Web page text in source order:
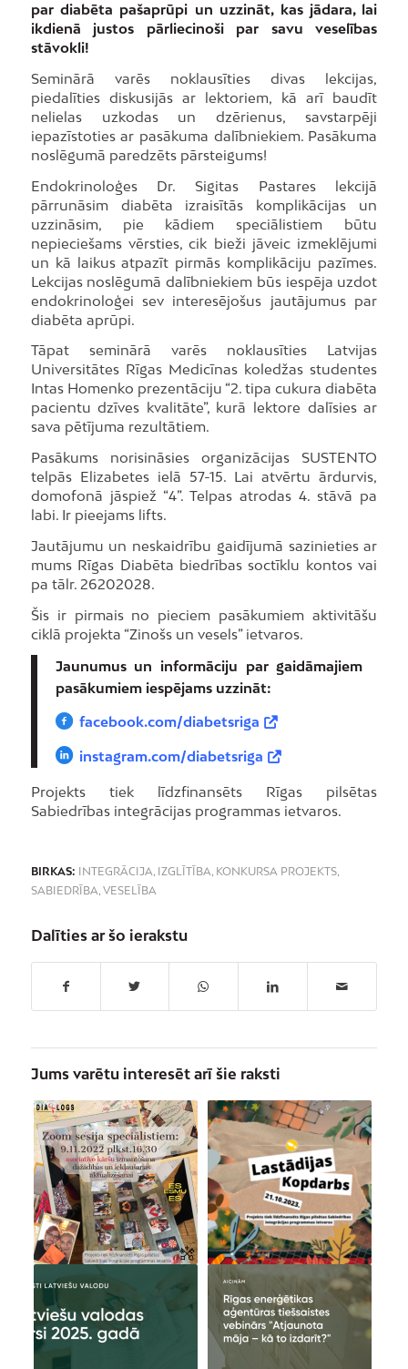
par diabēta pašaprūpi un uzzināt, kas jādara, lai
ikdienā justos pārliecinoši par savu veselības
stāvokli!
Seminārā varēs noklausīties divas lekcijas,
piedalīties diskusijās ar lektoriem, kā arī baudīt
nelielas uzkodas un dzērienus, savstarpēji
iepazīstoties ar pasākuma dalībniekiem. Pasākuma
noslēgumā paredzēts pārsteigums!
Endokrinoloģes Dr. Sigitas Pastares lekcijā
pārrunāsim diabēta izraisītās komplikācijas un
uzzināsim, pie kādiem speciālistiem būtu
nepieciešams vērsties, cik bieži jāveic izmeklējumi
un kā laikus atpazīt pirmās komplikāciju pazīmes.
Lekcijas noslēgumā dalībniekiem būs iespēja uzdot
endokrinoloģei sev interesējošus jautājumus par
diabēta aprūpi.
Tāpat seminārā varēs noklausīties Latvijas
Universitātes Rīgas Medicīnas koledžas studentes
Intas Homenko prezentāciju “2. tipa cukura diabēta
pacientu dzīves kvalitāte”, kurā lektore dalīsies ar
sava pētījuma rezultātiem.
Pasākums norisināsies organizācijas SUSTENTO
telpās Elizabetes ielā 57-15. Lai atvērtu ārdurvis,
domofonā jāspiež “4”. Telpas atrodas 4. stāvā pa
labi. Ir pieejams lifts.
Jautājumu un neskaidrību gaidījumā sazinieties ar
mums Rīgas Diabēta biedrības soctīklu kontos vai
pa tālr. 26202028.
Šis ir pirmais no pieciem pasākumiem aktivitāšu
ciklā projekta “Zinošs un vesels” ietvaros.
Jaunumus un informāciju par gaidāmajiem
pasākumiem iespējams uzzināt:
facebook.com/diabetsriga
instagram.com/diabetsriga
Projekts tiek līdzfinansēts Rīgas pilsētas
Sabiedrības integrācijas programmas ietvaros.
BIRKAS: INTEGRĀCIJA, IZGLĪTĪBA, KONKURSA PROJEKTS,
SABIEDRĪBA, VESELĪBA
Dalīties ar šo ierakstu
Jums varētu interesēt arī šie raksti